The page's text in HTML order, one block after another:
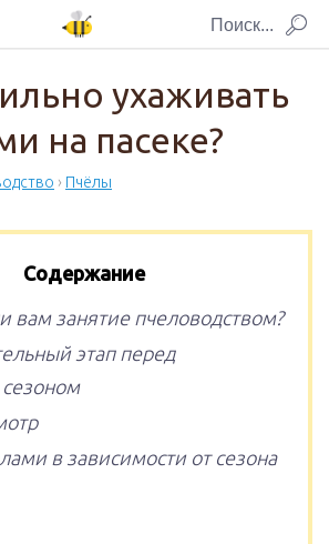
ухаживать
на пасеке?
› Пчёлы
Содержание
вам занятие пчеловодством?
этап перед
в зависимости от сезона